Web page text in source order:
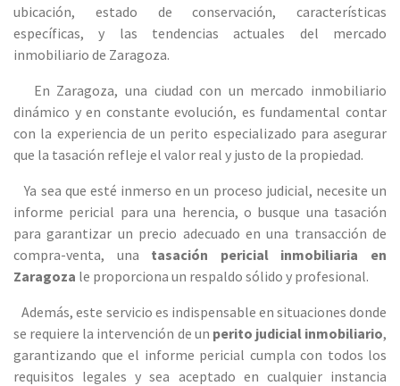
ubicación, estado de conservación, características
específicas, y las tendencias actuales del mercado
inmobiliario de Zaragoza.
En Zaragoza, una ciudad con un mercado inmobiliario
dinámico y en constante evolución, es fundamental contar
con la experiencia de un perito especializado para asegurar
que la tasación refleje el valor real y justo de la propiedad.
Ya sea que esté inmerso en un proceso judicial, necesite un
informe pericial para una herencia, o busque una tasación
para garantizar un precio adecuado en una transacción de
compra-venta, una
tasación pericial inmobiliaria en
Zaragoza le proporciona un respaldo sólido y profesional.
Además, este servicio es indispensable en situaciones donde
se requiere la intervención de un perito judicial inmobiliario,
garantizando que el informe pericial cumpla con todos los
requisitos legales y sea aceptado en cualquier instancia